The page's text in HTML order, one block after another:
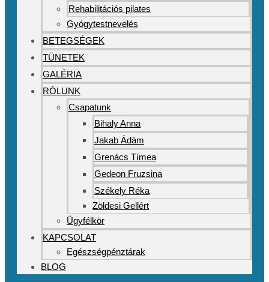
Rehabilitációs pilates
Gyógytestnevelés
BETEGSÉGEK
TÜNETEK
GALÉRIA
RÓLUNK
Csapatunk
Bihaly Anna
Jakab Ádám
Grenács Tímea
Gedeon Fruzsina
Székely Réka
Zöldesi Gellért
Ügyfélkör
KAPCSOLAT
Egészségpénztárak
BLOG